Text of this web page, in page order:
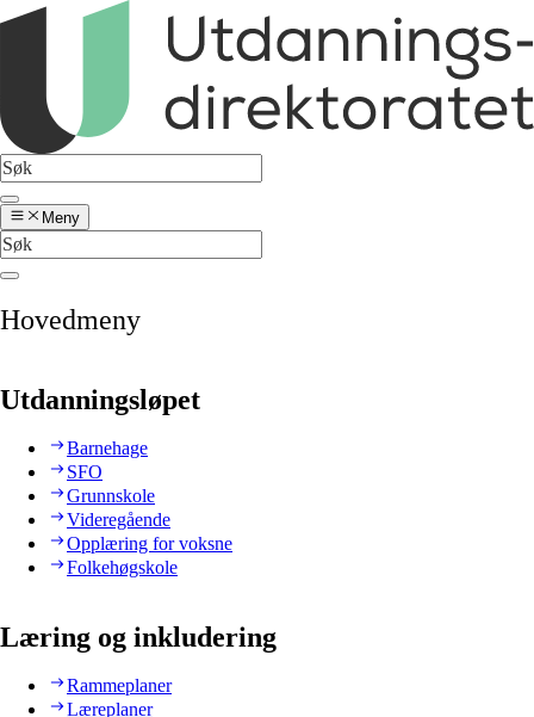
Meny
Hovedmeny
Utdanningsløpet
Barnehage
SFO
Grunnskole
Videregående
Opplæring for voksne
Folkehøgskole
Læring og inkludering
Rammeplaner
Læreplaner